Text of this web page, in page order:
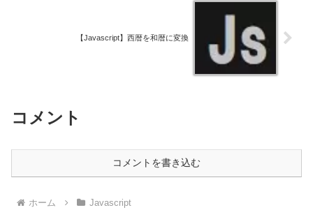
【Javascript】西暦を和暦に変換
コメント
コメントを書き込む
ホーム Javascript